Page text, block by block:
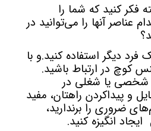
فکر کنید که شما را
عناصر آنها را می‌توانید در
فرد دیگر استفاده کنید.و با
کوچ در ارتباط باشید.
شخصی یا شغلی در
و پیداکردن راهتان، مفید
ضروری را برندارید،
انگیزه کنید.